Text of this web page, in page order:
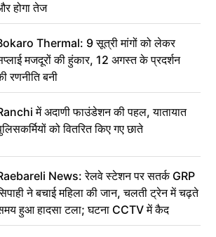
होगा तेज
Thermal: 9 सूत्री मांगों को लेकर
मजदूरों की हुंकार, 12 अगस्त के प्रदर्शन
रणनीति बनी
में अदाणी फाउंडेशन की पहल, यातायात
को वितरित किए गए छाते
News: रेलवे स्टेशन पर सतर्क GRP
ने बचाई महिला की जान, चलती ट्रेन में चढ़ते
हुआ हादसा टला; घटना CCTV में कैद